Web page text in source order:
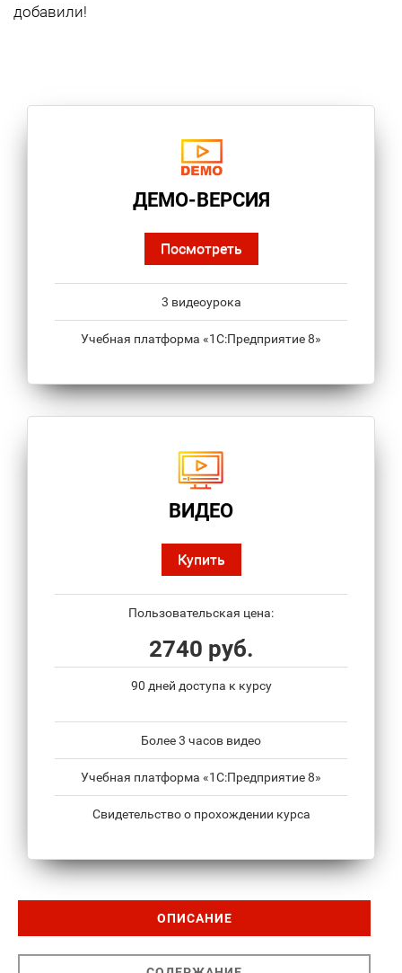
добавили!
ДЕМО-ВЕРСИЯ
Посмотреть
3 видеоурока
Учебная платформа «1С:Предприятие 8»
ВИДЕО
Купить
Пользовательская цена:
2740 руб.
90 дней доступа к курсу
Более 3 часов видео
Учебная платформа «1С:Предприятие 8»
Свидетельство о прохождении курса
ОПИСАНИЕ